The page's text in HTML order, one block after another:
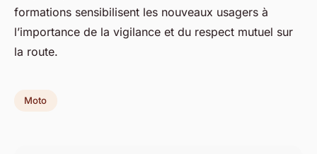
formations sensibilisent les nouveaux usagers à
l’importance de la vigilance et du respect mutuel sur
la route.
Moto